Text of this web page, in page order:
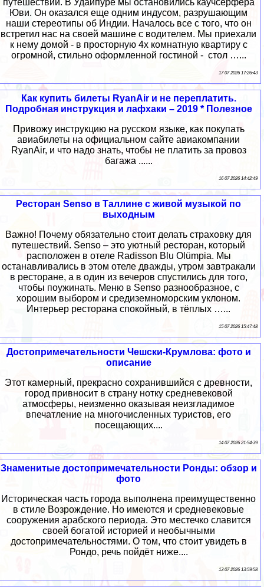
Юви. Он оказался еще одним индусом, разрушающим
наши стереотипы об Индии. Началось все с того, что он
встретил нас на своей машине с водителем. Мы приехали
к нему домой - в просторную 4х комнатную квартиру с
огромной, стильно оформленной гостиной - стол …...
17 07 2026 17:26:43
Как купить билеты RyanAir и не переплатить.
Подробная инструкция и лафхаки – 2019 * Полезное
Привожу инструкцию на русском языке, как покупать
авиабилеты на официальном сайте авиакомпании
RyanAir, и что надо знать, чтобы не платить за провоз
багажа ......
16 07 2026 14:42:49
Ресторан Senso в Таллине с живой музыкой по
выходным
Важно! Почему обязательно стоит делать страховку для
путешествий. Senso – это уютный ресторан, который
расположен в отеле Radisson Blu Olümpia. Мы
останавливались в этом отеле дважды, утром завтракали
в ресторане, а в один из вечеров спустились для того,
чтобы поужинать. Меню в Senso разнообразное, с
хорошим выбором и средиземноморским уклоном.
Интерьер ресторана спокойный, в тёплых …...
15 07 2026 15:47:48
Достопримечательности Чешски-Крумлова: фото и
описание
Этот камерный, прекрасно сохранившийся с древности,
город привносит в страну нотку средневековой
атмосферы, неизменно оказывая неизгладимое
впечатление на многочисленных туристов, его
посещающих....
14 07 2026 21:54:39
Знаменитые достопримечательности Ронды: обзор и
фото
Историческая часть города выполнена преимущественно
в стиле Возрождение. Но имеются и средневековые
сооружения арабского периода. Это местечко славится
своей богатой историей и необычными
достопримечательностями. О том, что стоит увидеть в
Рондо, речь пойдёт ниже....
13 07 2026 13:59:58